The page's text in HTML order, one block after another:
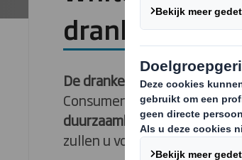
De drankenindustrie staat
Consumenten laten zich in
duurzaamheid en
zullen u voor nieuwe